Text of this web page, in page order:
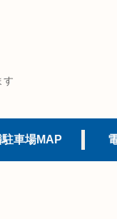
す
車場MAP